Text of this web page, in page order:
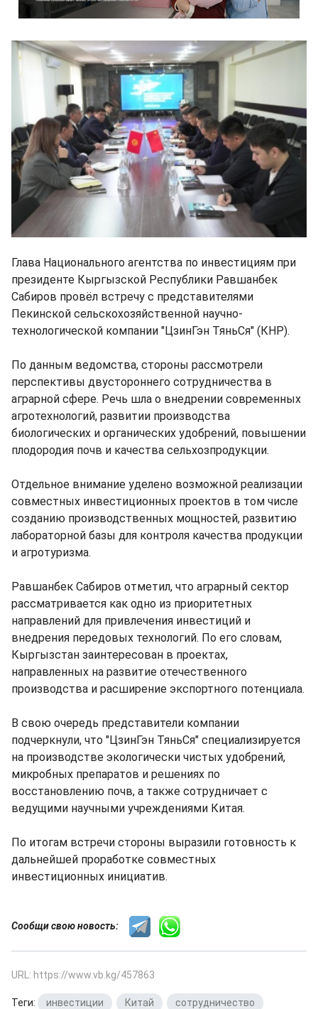
Глава Национального агентства по инвестициям при
президенте Кыргызской Республики Равшанбек
Сабиров провёл встречу с представителями
Пекинской сельскохозяйственной научно-
технологической компании "ЦзинГэн ТяньСя" (КНР).
По данным ведомства, стороны рассмотрели
перспективы двустороннего сотрудничества в
аграрной сфере. Речь шла о внедрении современных
агротехнологий, развитии производства
биологических и органических удобрений, повышении
плодородия почв и качества сельхозпродукции.
Отдельное внимание уделено возможной реализации
совместных инвестиционных проектов в том числе
созданию производственных мощностей, развитию
лабораторной базы для контроля качества продукции
и агротуризма.
Равшанбек Сабиров отметил, что аграрный сектор
рассматривается как одно из приоритетных
направлений для привлечения инвестиций и
внедрения передовых технологий. По его словам,
Кыргызстан заинтересован в проектах,
направленных на развитие отечественного
производства и расширение экспортного потенциала.
В свою очередь представители компании
подчеркнули, что "ЦзинГэн ТяньСя" специализируется
на производстве экологически чистых удобрений,
микробных препаратов и решениях по
восстановлению почв, а также сотрудничает с
ведущими научными учреждениями Китая.
По итогам встречи стороны выразили готовность к
дальнейшей проработке совместных
инвестиционных инициатив.
Сообщи свою новость:
URL: https://www.vb.kg/457863
Теги: инвестиции Китай сотрудничество